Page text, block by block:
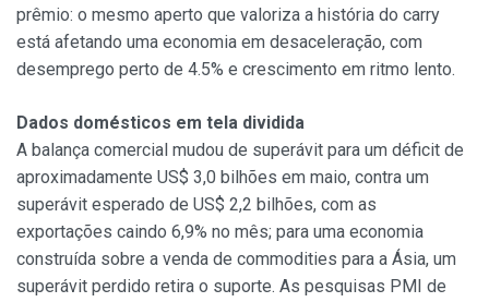
prêmio: o mesmo aperto que valoriza a história do carry
está afetando uma economia em desaceleração, com
desemprego perto de 4.5% e crescimento em ritmo lento.
Dados domésticos em tela dividida
A balança comercial mudou de superávit para um déficit de
aproximadamente US$ 3,0 bilhões em maio, contra um
superávit esperado de US$ 2,2 bilhões, com as
exportações caindo 6,9% no mês; para uma economia
construída sobre a venda de commodities para a Ásia, um
superávit perdido retira o suporte. As pesquisas PMI de